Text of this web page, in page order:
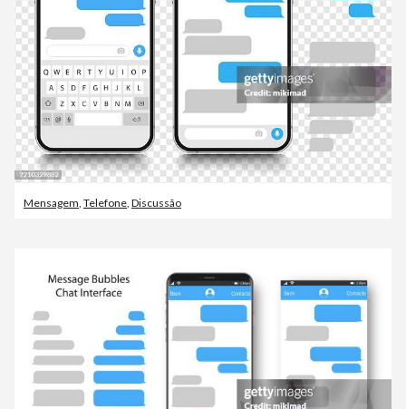
Mensagem, Telefone, Discussão